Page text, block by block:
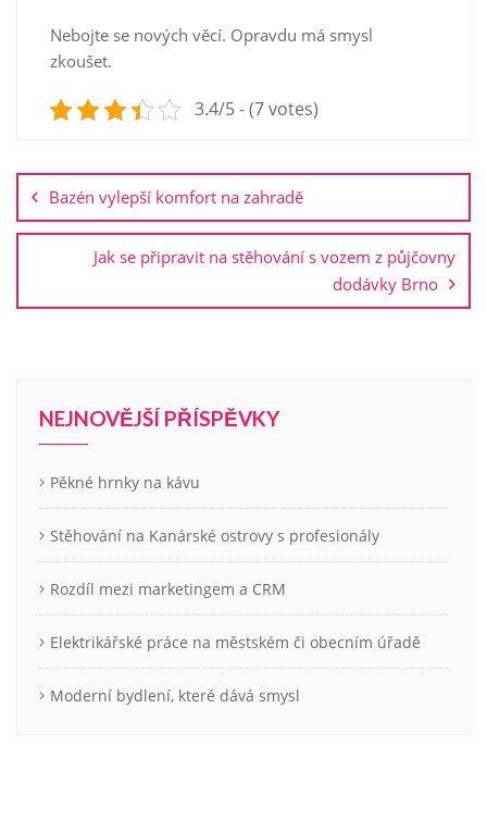
Nebojte se nových věcí. Opravdu má smysl
zkoušet.
3.4/5 - (7 votes)
pro
příspěvek
Bazén vylepší komfort na zahradě
Jak se připravit na stěhování s vozem z půjčovny
dodávky Brno
NEJNOVĚJŠÍ PŘÍSPĚVKY
Pěkné hrnky na kávu
Stěhování na Kanárské ostrovy s profesionály
Rozdíl mezi marketingem a CRM
Elektrikářské práce na městském či obecním úřadě
Moderní bydlení, které dává smysl